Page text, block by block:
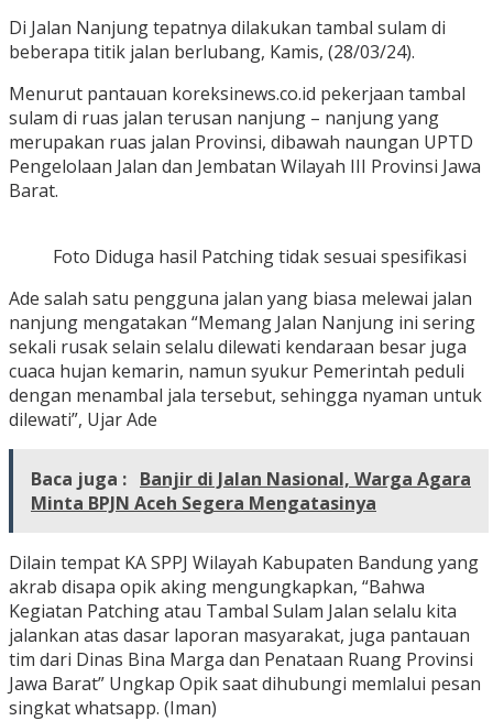
Di Jalan Nanjung tepatnya dilakukan tambal sulam di
beberapa titik jalan berlubang, Kamis, (28/03/24).
Menurut pantauan koreksinews.co.id pekerjaan tambal
sulam di ruas jalan terusan nanjung – nanjung yang
merupakan ruas jalan Provinsi, dibawah naungan UPTD
Pengelolaan Jalan dan Jembatan Wilayah III Provinsi Jawa
Barat.
Foto Diduga hasil Patching tidak sesuai spesifikasi
Ade salah satu pengguna jalan yang biasa melewai jalan
nanjung mengatakan “Memang Jalan Nanjung ini sering
sekali rusak selain selalu dilewati kendaraan besar juga
cuaca hujan kemarin, namun syukur Pemerintah peduli
dengan menambal jala tersebut, sehingga nyaman untuk
dilewati”, Ujar Ade
Baca juga : Banjir di Jalan Nasional, Warga Agara
Minta BPJN Aceh Segera Mengatasinya
Dilain tempat KA SPPJ Wilayah Kabupaten Bandung yang
akrab disapa opik aking mengungkapkan, “Bahwa
Kegiatan Patching atau Tambal Sulam Jalan selalu kita
jalankan atas dasar laporan masyarakat, juga pantauan
tim dari Dinas Bina Marga dan Penataan Ruang Provinsi
Jawa Barat” Ungkap Opik saat dihubungi memlalui pesan
singkat whatsapp. (Iman)